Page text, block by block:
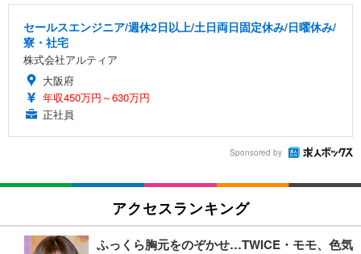
セールスエンジニア/週休2日以上/土日両日固定休み/日曜休み/
寮・社宅
株式会社アルティア
大阪府
年収450万円～630万円
正社員
Sponsored by
アクセスランキング
ふっくら胸元をのぞかせ…TWICE・モモ、色気